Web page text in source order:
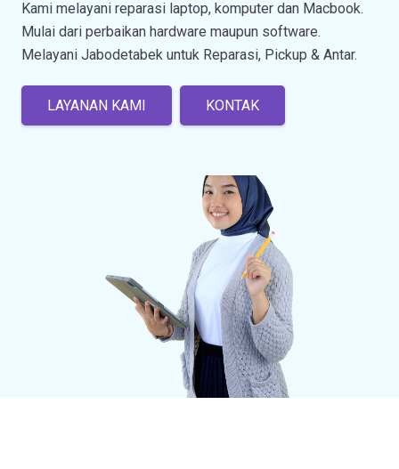
Kami melayani reparasi laptop, komputer dan Macbook.
Mulai dari perbaikan hardware maupun software.
Melayani Jabodetabek untuk Reparasi, Pickup & Antar.
LAYANAN KAMI KONTAK